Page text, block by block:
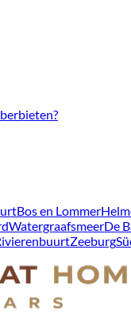
Bos en Lommer
WatergraafsmeerDe
Zeeburg